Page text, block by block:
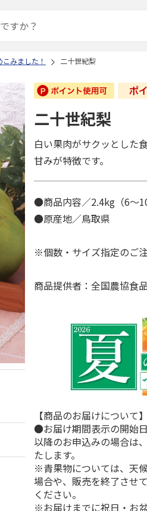
みました！ 二十世紀梨
二十世紀梨
白い果肉がサクッとした
甘みが特徴です。
●商品内容／2.4kg（6～10
●原産地／鳥取県
※個数・サイズ指定のご
商品提供者：全国農協食品
【商品のお届けについて】
●お届け期間表示の開始
以降のお申込みの場合は
たします。
※青果物については、天
場合や、販売を終了させ
ください。
※お届けまでに祝日・お